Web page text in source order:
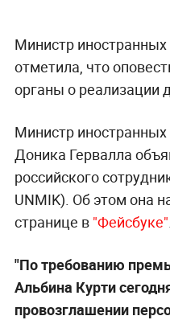
Министр иностранных
отметила, что
органы о реализации
Министр
Доника Гервалла
российского
UNMIK). Об этом она
странице в "Фейсбуке"
"По требованию
Альбина Курти
провозглашении